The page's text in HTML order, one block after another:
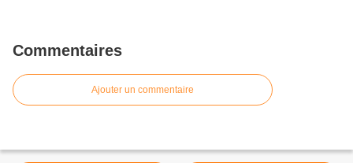
Commentaires
Ajouter un commentaire